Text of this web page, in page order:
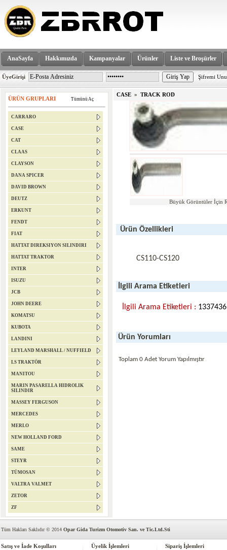
AnaSayfa Hakkımızda Kampanyalar Ürünler Liste ve Broşürler
ÜyeGirişi Şifremi
ÜRÜN GRUPLARI Tümünü Aç
CARRARO
CASE
CAT
CLAAS
CLAYSON
DANA SPICER
DAVID BROWN
DEUTZ
ERKUNT
FENDT
FIAT
HATTAT DIREKSIYON SILINDIRI
HATTAT TRAKTOR
INTER
ISUZU
JCB
JOHN DEERE
KOMATSU
KUBOTA
LANDINI
LEYLAND MARSHALL / NUFFIELD
LS TRAKTÖR
MANITOU
MARIN PASARELLA HIDROLIK
SILINDIR
MASSEY FERGUSON
MERCEDES
MERLO
NEW HOLLAND FORD
SAME
STEYR
TÜMOSAN
VALTRA VALMET
ZETOR
ZF
CASE » TRACK ROD
Büyük Görüntüler İçin
Ürün Özellikleri
CS110-CS120
İlgili Arama Etiketleri
İlgili Arama Etiketleri :
Ürün Yorumları
Toplam 0 Adet Yorum Yapılmıştır
Tüm Hakları Saklıdır © 2014 Opar Gida Turizm Otomotiv San. ve Tic.Ltd.Sti
Satış ve İade Koşulları
Üyelik İşlemleri
Sipariş İşlemleri